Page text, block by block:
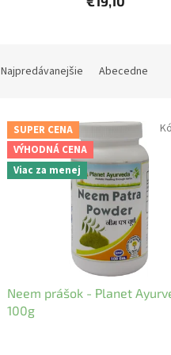
Najpredávanejšie Abecedne
SUPER CENA
VÝHODNÁ CENA
Viac za menej
Neem prášok - Planet
100g